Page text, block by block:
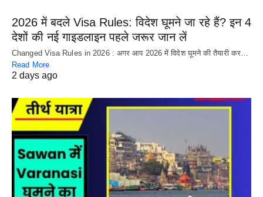
2026 में बदले Visa Rules: विदेश घूमने जा रहे हैं? इन 4
देशों की नई गाइडलाइन पहले जरूर जान लें
Changed Visa Rules in 2026 : अगर आप 2026 में विदेश घूमने की तैयारी कर…
Read More
2 days ago